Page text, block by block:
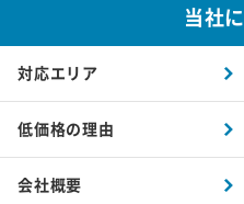
当社
対応エリア
低価格の理由
会社概要